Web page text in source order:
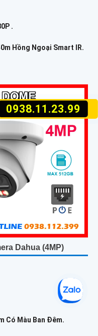
0938.11.23.99
.
Hồng Ngoại Smart IR.
Dahua (4MP)
Có Màu Ban Ðêm.